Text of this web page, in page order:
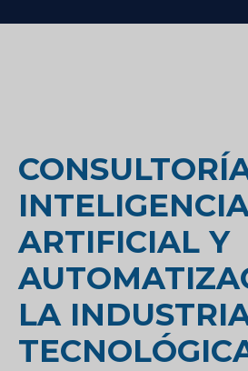
ARTIFICIAL Y
LA